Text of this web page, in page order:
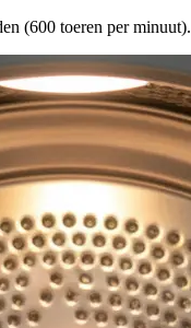
(600 toeren per minuut).